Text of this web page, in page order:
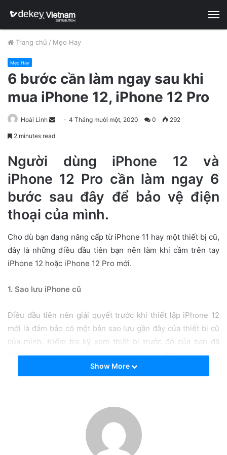
Trang chủ / Mẹo Hay
Mẹo Hay
6 bước cần làm ngay sau khi
mua iPhone 12, iPhone 12 Pro
Hoài Linh
e
a
l
4 Tháng mười một, 2020 0 292
2 minutes read
Người dùng iPhone 12 và
iPhone 12 Pro cần làm ngay 6
bước sau đây để bảo vệ điện
thoại của mình.
Cho dù bạn đang nâng cấp từ iPhone 11 hay một thiết bị cũ,
đây là những điều đầu tiên bạn nên làm khi cầm trên tay
iPhone 12 hoặc iPhone 12 Pro mới.
1. Sao lưu iPhone cũ
Điều đầu tiên nên giải quyết trước khi thiết lập iPhone 12
mới là đảm bảo có một bản sao lưu gần đây của thiết bị cũ
của mình. Kiểm tra kỹ xem thiết bị trước đó của bạn đã
được sao lưu chưa, bất kể bản sao lưu đó được lưu ở đâu.
Nếu đang sử dụng đồng bộ hóa iTunes hoặc Finder, hãy
Show More